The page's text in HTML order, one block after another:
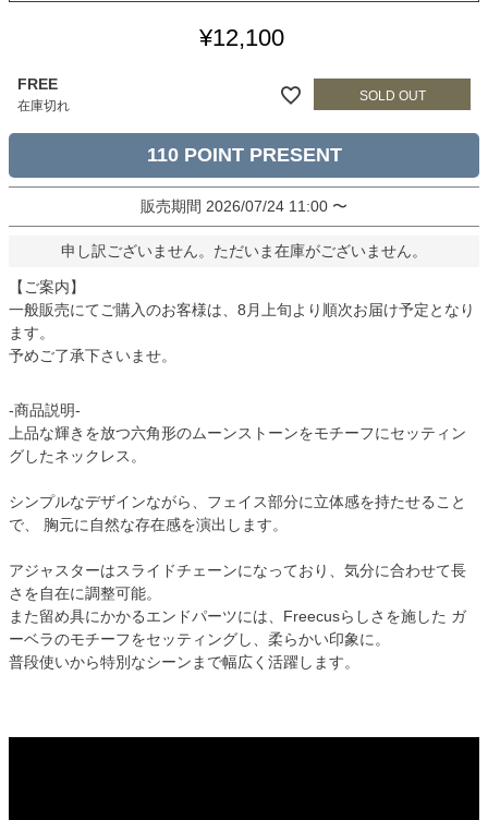
¥12,100
FREE
在庫切れ
110
販売期間 2026/07/24 11:00 〜
申し訳ございません。ただいま在庫がございません。
【ご案内】
一般販売にてご購入のお客様は、8月上旬より順次お届け予定となり
ます。
予めご了承下さいませ。
-商品説明-
上品な輝きを放つ六角形のムーンストーンをモチーフにセッティン
グしたネックレス。
シンプルなデザインながら、フェイス部分に立体感を持たせること
で、 胸元に自然な存在感を演出します。
アジャスターはスライドチェーンになっており、気分に合わせて長
さを自在に調整可能。
また留め具にかかるエンドパーツには、Freecusらしさを施した ガ
ーベラのモチーフをセッティングし、柔らかい印象に。
普段使いから特別なシーンまで幅広く活躍します。